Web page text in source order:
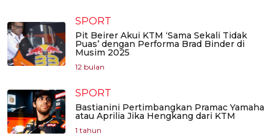
SPORT
Pit Beirer Akui KTM ‘Sama Sekali Tidak
Puas’ dengan Performa Brad Binder di
Musim 2025
12 bulan
SPORT
Bastianini Pertimbangkan Pramac Yamaha
atau Aprilia Jika Hengkang dari KTM
1 tahun